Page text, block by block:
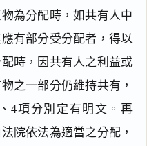
為分配時，如共有人中
有部分受分配者，得以
時，因共有人之利益或
之一部分仍維持共有，
4項分別定有明文。再
院依法為適當之分配，